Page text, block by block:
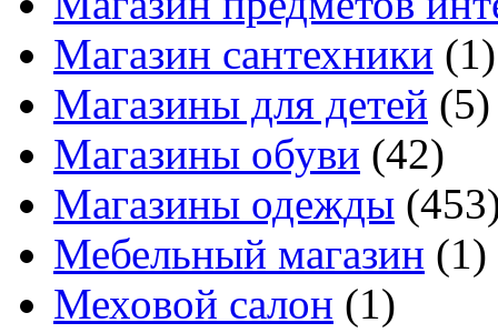
Магазин сантехники (1)
Магазины для детей (5)
Магазины обуви (42)
Магазины одежды
Мебельный магазин (1)
Меховой салон (1)